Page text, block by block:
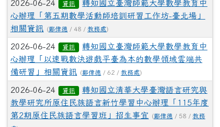
2026-06-24 資訊
轉知國立臺灣師範大學數學教育中
心辦理「第五期數學活動師培訓研習工作坊-臺北場」
相關資訊
(鄭偉德 / 48 / 教務處)
2026-06-24 資訊
轉知國立臺灣師範大學數學教育中
心辦理「以速戰數決遊戲平臺為本的數學領域雲端共
備研習」相關資訊
(鄭偉德 / 62 / 教務處)
2026-06-24 資訊
轉知國立清華大學臺灣語言研究與
教學研究所原住民族語言新竹學習中心辦理「115年度
第2期原住民族語言學習班」招生事宜
(鄭偉德 / 58 / 教務